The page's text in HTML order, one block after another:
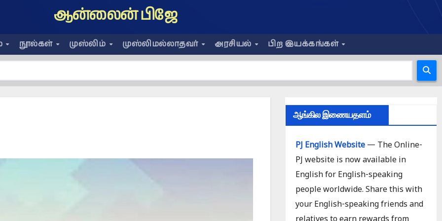
ஆன்லைன் பிஜே
நூல்கள் முஸ்லிம் முஸ்லிமல்லாதவர் அரசியல் பிற இயக்கங்கள்
ஆங்கில இணையதளம்
PJ English Website— The Online-
PJ website is now available in
English for English-speaking
people worldwide. Share this with
your English-speaking friends and